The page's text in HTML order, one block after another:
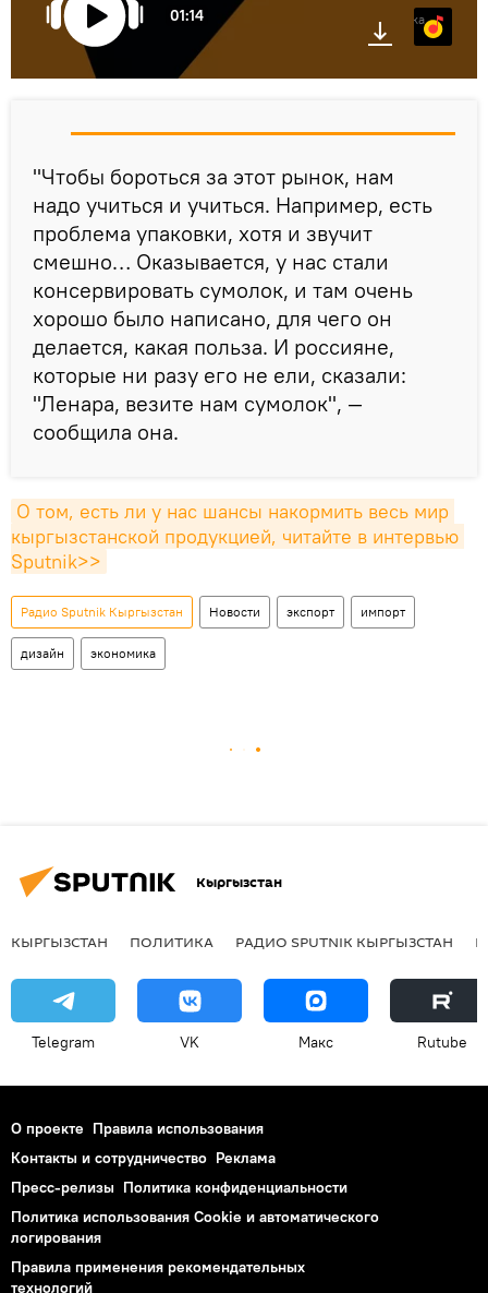
01:14 Яндекс.Музыка
"Чтобы бороться за этот рынок, нам
надо учиться и учиться. Например, есть
проблема упаковки, хотя и звучит
смешно… Оказывается, у нас стали
консервировать сумолок, и там очень
хорошо было написано, для чего он
делается, какая польза. И россияне,
которые ни разу его не ели, сказали:
"Ленара, везите нам сумолок", —
сообщила она.
О том, есть ли у нас шансы накормить весь мир
кыргызстанской продукцией, читайте в интервью
Sputnik>>
Радио Sputnik Кыргызстан Новости экспорт импорт
дизайн экономика
Кыргызстан
КЫРГЫЗСТАН ПОЛИТИКА РАДИО SPUTNIK КЫРГЫЗСТАН
Telegram VK Макс Rutube
О проекте Правила использования
Контакты и сотрудничество Реклама
Пресс-релизы Политика конфиденциальности
Политика использования Cookie и автоматического
логирования
Правила применения рекомендательных
технологий